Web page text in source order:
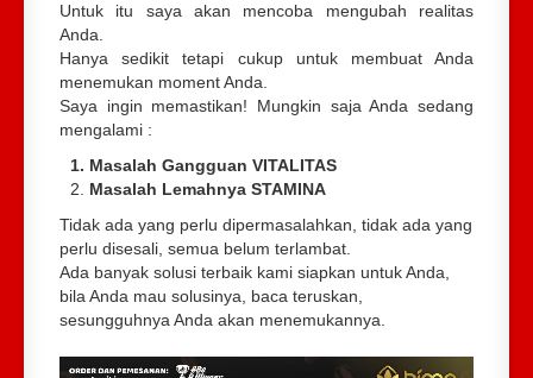
ORDERUntuk itu saya akan mencoba mengubah realitas
Anda.
Hanya sedikit tetapi cukup untuk membuat Anda
menemukan moment Anda.
Saya ingin memastikan! Mungkin saja Anda sedang
mengalami :
Masalah Gangguan VITALITAS
Masalah Lemahnya STAMINA
Tidak ada yang perlu dipermasalahkan, tidak ada yang
perlu disesali, semua belum terlambat.
Ada banyak solusi terbaik kami siapkan untuk Anda,
bila Anda mau solusinya, baca teruskan,
sesungguhnya Anda akan menemukannya.